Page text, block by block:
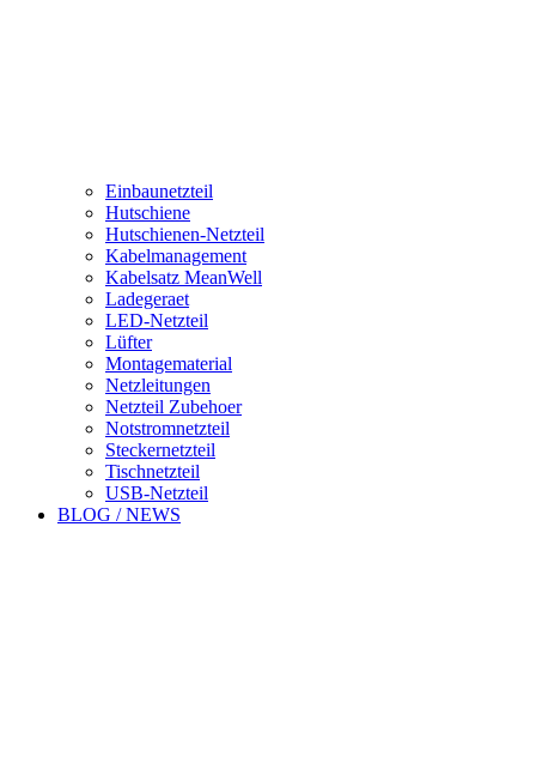
Einbaunetzteil
Hutschiene
Hutschienen-Netzteil
Kabelmanagement
Kabelsatz MeanWell
Ladegeraet
LED-Netzteil
Lüfter
Montagematerial
Netzleitungen
Netzteil Zubehoer
Notstromnetzteil
Steckernetzteil
Tischnetzteil
USB-Netzteil
BLOG / NEWS